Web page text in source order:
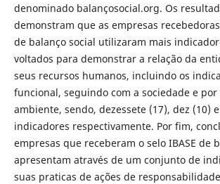
denominado balançosocial.org. Os
demonstram que as empresas recebedoras
de balanço social utilizaram mais
voltados para demonstrar a relação da
seus recursos humanos, incluindo os
funcional, seguindo com a sociedade e
ambiente, sendo, dezessete (17), dez (10)
indicadores respectivamente. Por fim,
empresas que receberam o selo IBASE de
apresentam através de um conjunto de
suas praticas de ações de